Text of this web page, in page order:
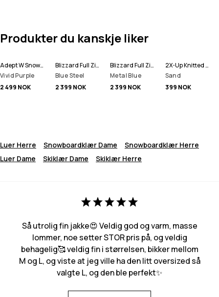
Produkter du kanskje liker
Adept W Snowboardjakke Dame
Vivid Purple
2 499 NOK
Blizzard Full Zip Snowboardjakke Herre
Blue Steel
2 399 NOK
Blizzard Full Zip Skijakke Herre
Metal Blue
2 399 NOK
2X-Up Knitted Ansiktsmasker
Sand
399 NOK
Luer Herre Snowboardklær Dame
Snowboardklær Herre
Luer Dame
Skiklær Dame Skiklær Herre
Så utrolig fin jakke😍 Veldig god og varm, masse
lommer, noe setter STOR pris på, og veldig
behagelig🥰 veldig fin i størrelsen, bikker mellom
M og L, og viste at jeg ville ha den litt oversized så
valgte L, og den ble perfekt✨